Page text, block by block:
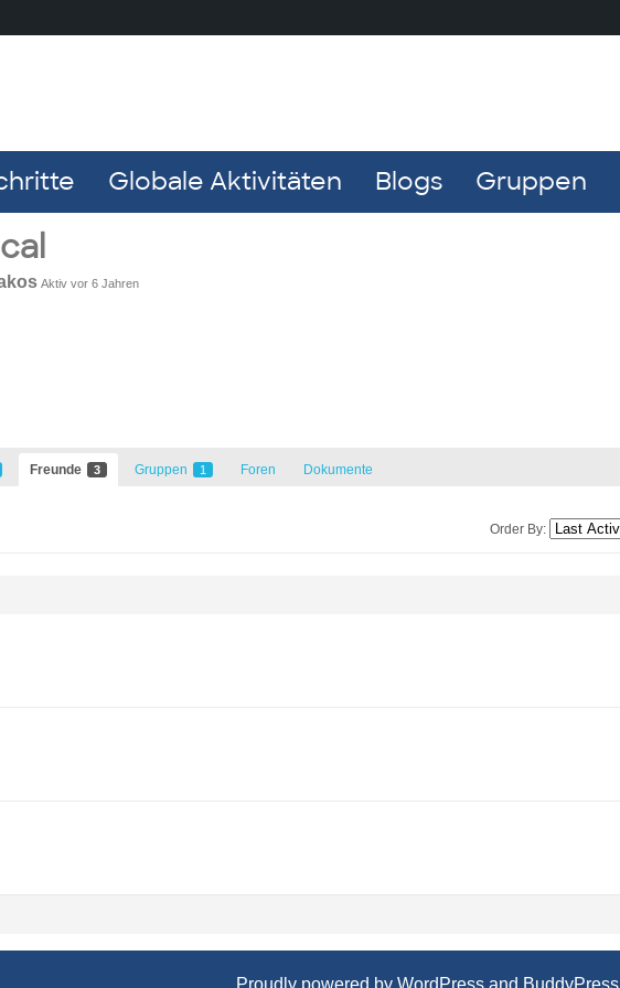
Globale Aktivitäten Blogs Gruppen
Aktiv vor 6 Jahren
Freunde 3 Gruppen 1 Foren Dokumente
Order By:
Proudly powered by WordPressand BuddyPress.